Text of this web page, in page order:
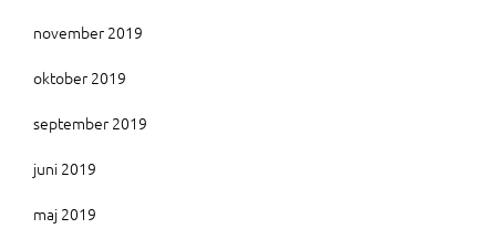
november 2019
oktober 2019
september 2019
juni 2019
maj 2019